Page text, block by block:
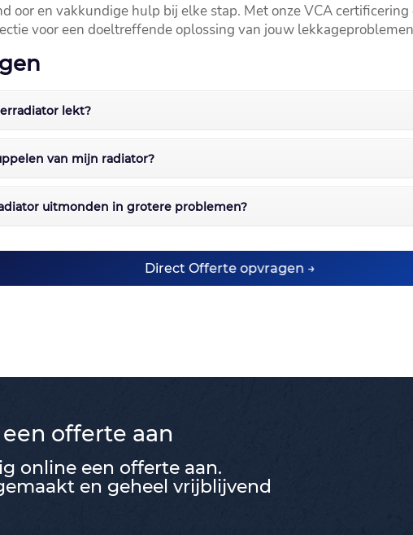
oor en vakkundige hulp bij elke stap.​ Met onze VCA
voor een doeltreffende oplossing van jouw
lekt?
van mijn radiator?
uitmonden in grotere problemen?
Direct Offerte opvragen →
offerte aan
online een offerte aan.
en geheel vrijblijvend